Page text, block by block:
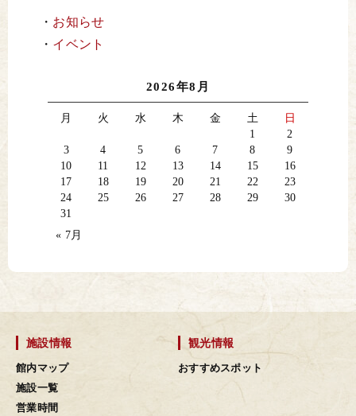
お知らせ
イベント
2026年8月
月 火 水 木 金 土
日
1
2
3
4 5 6 7 8
9
10
11 12 13 14 15
16
17
18 19 20 21 22
23
24
25 26 27 28 29
30
31
« 7月
施設情報
館内マップ
施設一覧
営業時間
観光情報
おすすめスポット